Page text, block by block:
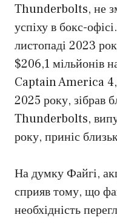
Thunderbolts, не
успіху в бокс-
листопаді 2023
$206,1 мільйонів
Captain America
2025 року, зібрав
Thunderbolts,
року, приніс
На думку Файгі,
сприяв тому, що
необхідність